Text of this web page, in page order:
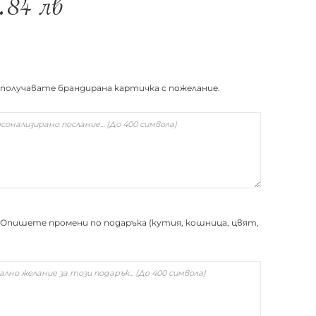
лв
брандирана картичка с пожелание.
промени по подаръка (кутия, кошница, цвят,